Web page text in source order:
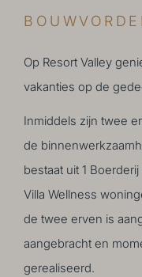
Op Resort Valley
vakanties op de
Inmiddels zijn twee
de
bestaat uit 1 Boerderij
Villa Wellness
de twee erven is
aangebracht en
gerealiseerd.